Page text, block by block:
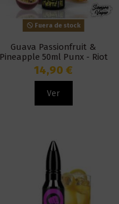
Fuera de stock
Guava Passionfruit &
Pineapple 50ml Punx - Riot
Squad
14,90 €
Ver